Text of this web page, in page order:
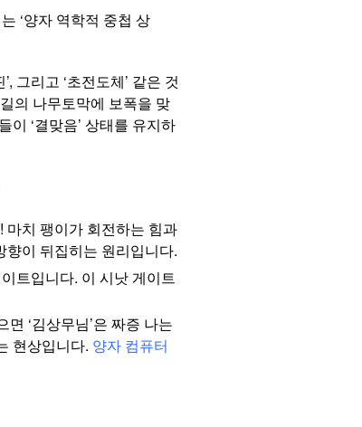
‘양자 역학적 중첩 상
그리고 ‘초전도체’ 같은 것
의 나무토막에 보폭을 맞
‘결맞음’ 상태를 유지하
! 마치 팽이가 회전하는 힘과
이 뒤집히는 원리입니다.
이트입니다. 이 시낫 게이트
‘김상무님’은 짜증 나는
현상입니다. 양자 컴퓨터